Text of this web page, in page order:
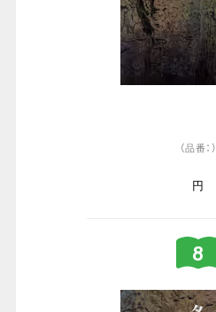
（品番：）
円